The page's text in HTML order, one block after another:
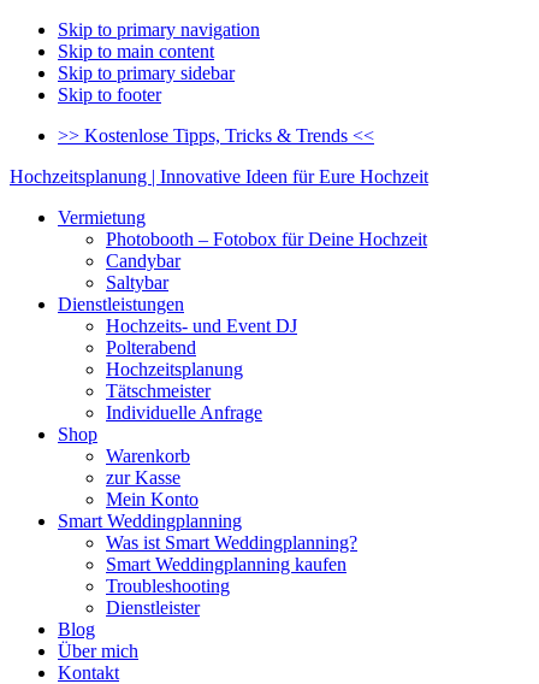
Skip to primary navigation
Skip to main content
Skip to primary sidebar
Skip to footer
>> Kostenlose Tipps, Tricks & Trends <<
Hochzeitsplanung | Innovative Ideen für Eure Hochzeit
Vermietung
Photobooth – Fotobox für Deine Hochzeit
Candybar
Saltybar
Dienstleistungen
Hochzeits- und Event DJ
Polterabend
Hochzeitsplanung
Tätschmeister
Individuelle Anfrage
Shop
Warenkorb
zur Kasse
Mein Konto
Smart Weddingplanning
Was ist Smart Weddingplanning?
Smart Weddingplanning kaufen
Troubleshooting
Dienstleister
Blog
Über mich
Kontakt